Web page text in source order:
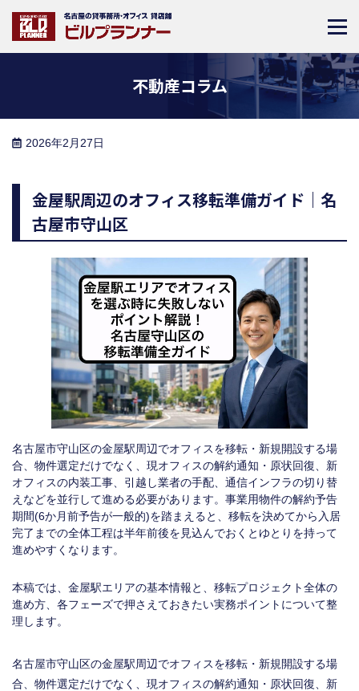
不動産コラム
2026年2月27日
金屋駅周辺のオフィス移転準備ガイド｜名
古屋市守山区
名古屋市守山区の金屋駅周辺でオフィスを移転・新規開設する場
合、物件選定だけでなく、現オフィスの解約通知・原状回復、新
オフィスの内装工事、引越し業者の手配、通信インフラの切り替
えなどを並行して進める必要があります。事業用物件の解約予告
期間(6か月前予告が一般的)を踏まえると、移転を決めてから入居
完了までの全体工程は半年前後を見込んでおくとゆとりを持って
進めやすくなります。
本稿では、金屋駅エリアの基本情報と、移転プロジェクト全体の
進め方、各フェーズで押さえておきたい実務ポイントについて整
理します。
名古屋市守山区の金屋駅周辺でオフィスを移転・新規開設する場
合、物件選定だけでなく、現オフィスの解約通知・原状回復、新